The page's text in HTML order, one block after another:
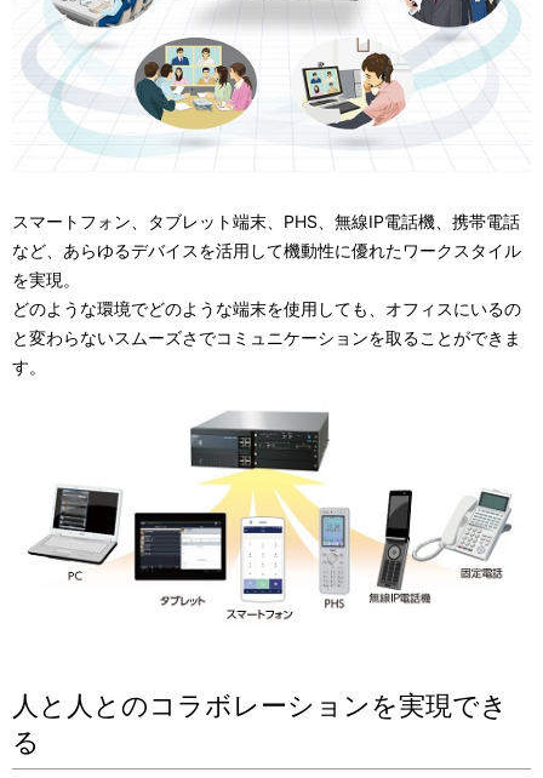
スマートフォン、タブレット端末、PHS、無線IP電話機、携帯電話
など、あらゆるデバイスを活用して機動性に優れたワークスタイル
を実現。
どのような環境でどのような端末を使用しても、オフィスにいるの
と変わらないスムーズさでコミュニケーションを取ることができま
す。
人と人とのコラボレーションを実現でき
る